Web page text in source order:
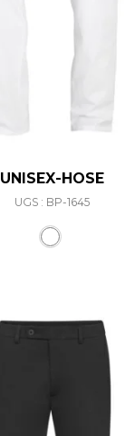
UNISEX-HOSE
UGS : BP-1645